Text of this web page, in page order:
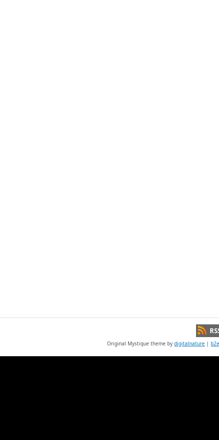
Original Mystique theme bydigitalnature |